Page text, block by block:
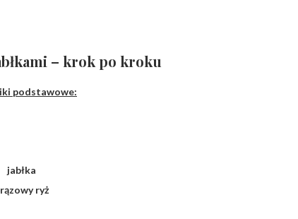
– krok po kroku
podstawowe:
jabłka
ryż